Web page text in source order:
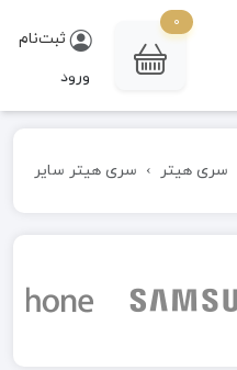
0
ثبت‌نام
ورود
سری هیتر سری هیتر سایر